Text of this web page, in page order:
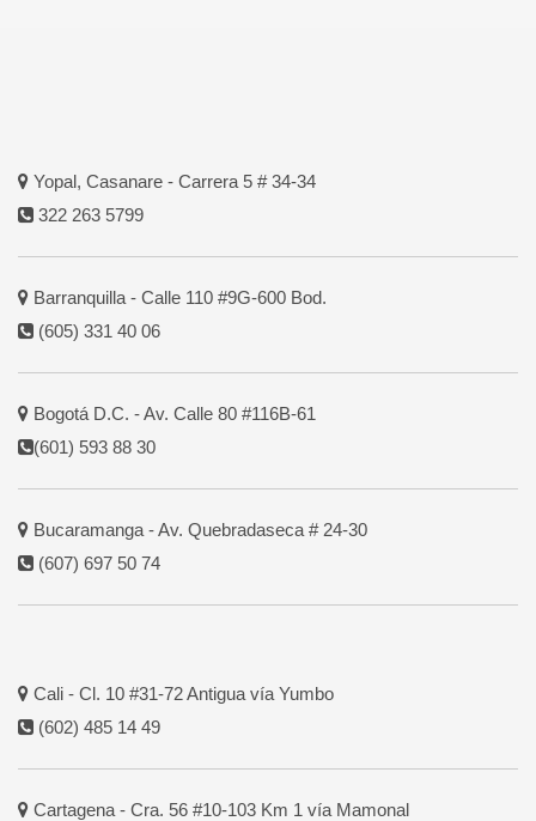
Yopal, Casanare - Carrera 5 # 34-34
322 263 5799
Barranquilla - Calle 110 #9G-600 Bod.
(605) 331 40 06
Bogotá D.C. - Av. Calle 80 #116B-61
(601) 593 88 30
Bucaramanga - Av. Quebradaseca # 24-30
(607) 697 50 74
Cali - Cl. 10 #31-72 Antigua vía Yumbo
(602) 485 14 49
Cartagena - Cra. 56 #10-103 Km 1 vía Mamonal